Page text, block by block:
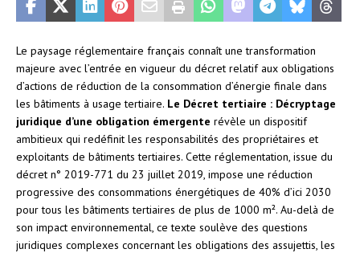
Le paysage réglementaire français connaît une transformation
majeure avec l’entrée en vigueur du décret relatif aux obligations
d’actions de réduction de la consommation d’énergie finale dans
les bâtiments à usage tertiaire. Le Décret tertiaire : Décryptage
juridique d’une obligation émergente révèle un dispositif
ambitieux qui redéfinit les responsabilités des propriétaires et
exploitants de bâtiments tertiaires. Cette réglementation, issue du
décret n° 2019-771 du 23 juillet 2019, impose une réduction
progressive des consommations énergétiques de 40% d’ici 2030
pour tous les bâtiments tertiaires de plus de 1000 m². Au-delà de
son impact environnemental, ce texte soulève des questions
juridiques complexes concernant les obligations des assujettis, les